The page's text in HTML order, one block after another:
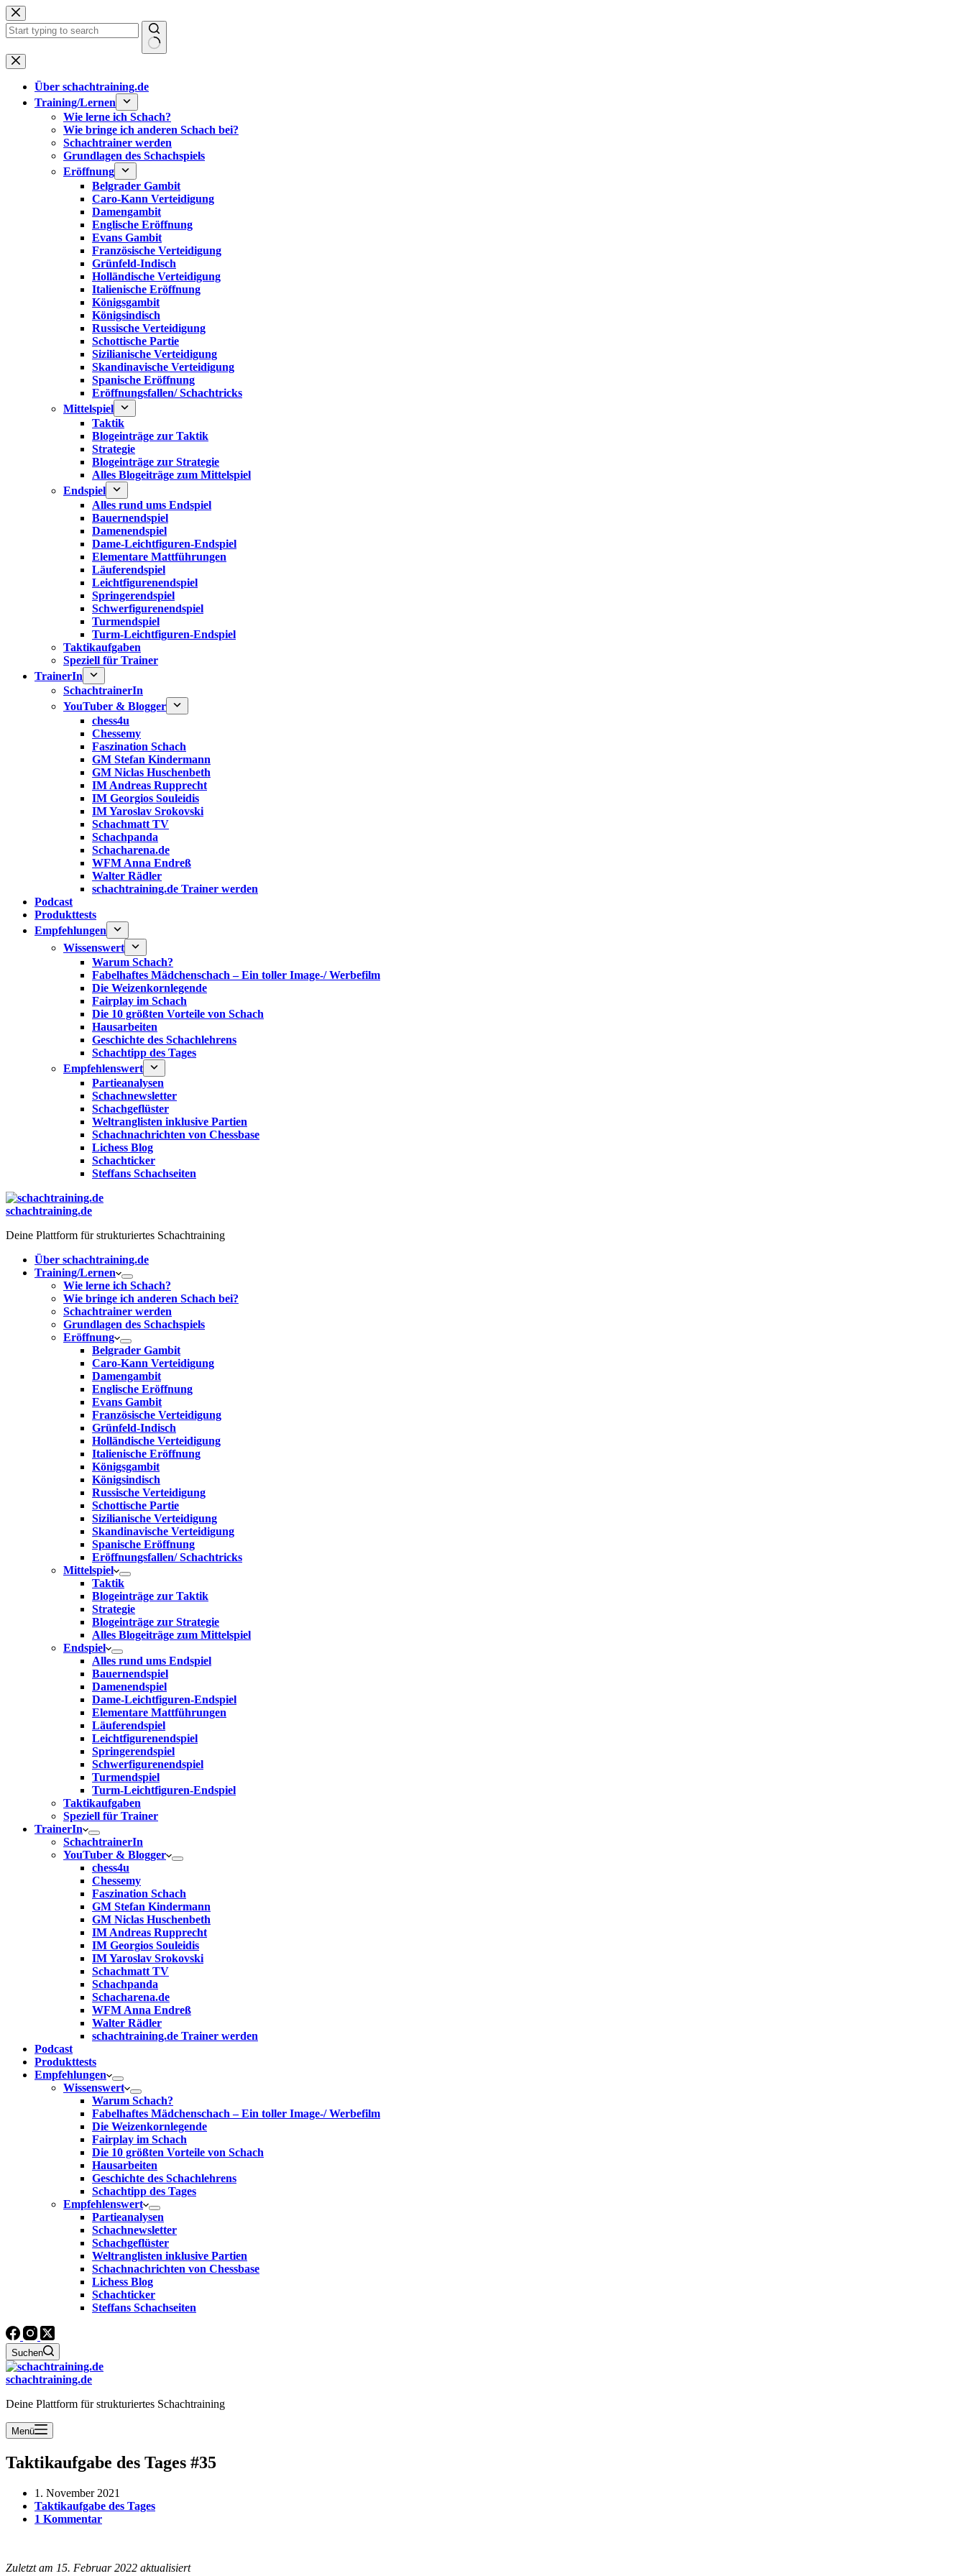
Zum
Inhalt
springen
Keine
Ergebnisse
Über schachtraining.de
Training/Lernen
Wie lerne ich Schach?
Wie bringe ich anderen Schach bei?
Schachtrainer werden
Grundlagen des Schachspiels
Eröffnung
Belgrader Gambit
Caro-Kann Verteidigung
Damengambit
Englische Eröffnung
Evans Gambit
Französische Verteidigung
Grünfeld-Indisch
Holländische Verteidigung
Italienische Eröffnung
Königsgambit
Königsindisch
Russische Verteidigung
Schottische Partie
Sizilianische Verteidigung
Skandinavische Verteidigung
Spanische Eröffnung
Eröffnungsfallen/ Schachtricks
Mittelspiel
Taktik
Blogeinträge zur Taktik
Strategie
Blogeinträge zur Strategie
Alles Blogeiträge zum Mittelspiel
Endspiel
Alles rund ums Endspiel
Bauernendspiel
Damenendspiel
Dame-Leichtfiguren-Endspiel
Elementare Mattführungen
Läuferendspiel
Leichtfigurenendspiel
Springerendspiel
Schwerfigurenendspiel
Turmendspiel
Turm-Leichtfiguren-Endspiel
Taktikaufgaben
Speziell für Trainer
TrainerIn
SchachtrainerIn
YouTuber & Blogger
chess4u
Chessemy
Faszination Schach
GM Stefan Kindermann
GM Niclas Huschenbeth
IM Andreas Rupprecht
IM Georgios Souleidis
IM Yaroslav Srokovski
Schachmatt TV
Schachpanda
Schacharena.de
WFM Anna Endreß
Walter Rädler
schachtraining.de Trainer werden
Podcast
Produkttests
Empfehlungen
Wissenswert
Warum Schach?
Fabelhaftes Mädchenschach – Ein toller Image-/ Werbefilm
Die Weizenkornlegende
Fairplay im Schach
Die 10 größten Vorteile von Schach‎
Hausarbeiten
Geschichte des Schachlehrens
Schachtipp des Tages
Empfehlenswert
Partieanalysen
Schachnewsletter
Schachgeflüster
Weltranglisten inklusive Partien
Schachnachrichten von Chessbase
Lichess Blog
Schachticker
Steffans Schachseiten
schachtraining.de
Deine Plattform für strukturiertes Schachtraining
Über schachtraining.de
Training/Lernen
Wie lerne ich Schach?
Wie bringe ich anderen Schach bei?
Schachtrainer werden
Grundlagen des Schachspiels
Eröffnung
Belgrader Gambit
Caro-Kann Verteidigung
Damengambit
Englische Eröffnung
Evans Gambit
Französische Verteidigung
Grünfeld-Indisch
Holländische Verteidigung
Italienische Eröffnung
Königsgambit
Königsindisch
Russische Verteidigung
Schottische Partie
Sizilianische Verteidigung
Skandinavische Verteidigung
Spanische Eröffnung
Eröffnungsfallen/ Schachtricks
Mittelspiel
Taktik
Blogeinträge zur Taktik
Strategie
Blogeinträge zur Strategie
Alles Blogeiträge zum Mittelspiel
Endspiel
Alles rund ums Endspiel
Bauernendspiel
Damenendspiel
Dame-Leichtfiguren-Endspiel
Elementare Mattführungen
Läuferendspiel
Leichtfigurenendspiel
Springerendspiel
Schwerfigurenendspiel
Turmendspiel
Turm-Leichtfiguren-Endspiel
Taktikaufgaben
Speziell für Trainer
TrainerIn
SchachtrainerIn
YouTuber & Blogger
chess4u
Chessemy
Faszination Schach
GM Stefan Kindermann
GM Niclas Huschenbeth
IM Andreas Rupprecht
IM Georgios Souleidis
IM Yaroslav Srokovski
Schachmatt TV
Schachpanda
Schacharena.de
WFM Anna Endreß
Walter Rädler
schachtraining.de Trainer werden
Podcast
Produkttests
Empfehlungen
Wissenswert
Warum Schach?
Fabelhaftes Mädchenschach – Ein toller Image-/ Werbefilm
Die Weizenkornlegende
Fairplay im Schach
Die 10 größten Vorteile von Schach‎
Hausarbeiten
Geschichte des Schachlehrens
Schachtipp des Tages
Empfehlenswert
Partieanalysen
Schachnewsletter
Schachgeflüster
Weltranglisten inklusive Partien
Schachnachrichten von Chessbase
Lichess Blog
Schachticker
Steffans Schachseiten
Suchen
schachtraining.de
Deine Plattform für strukturiertes Schachtraining
Menü
Taktikaufgabe des Tages #35
1. November 2021
Taktikaufgabe des Tages
1 Kommentar
Zuletzt am 15. Februar 2022 aktualisiert